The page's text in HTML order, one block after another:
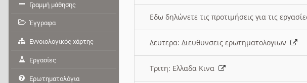
Εδω δηλώνετε τις προτιμήσεις για τις
Δευτερα: Διευθυνσεις ερωτηματολογιων
Τριτη: Ελλαδα Κινα
Γραμμή μάθησης
Έγγραφα
Εννοιολογικός χάρτης
Εργασίες
Ερωτηματολόγια